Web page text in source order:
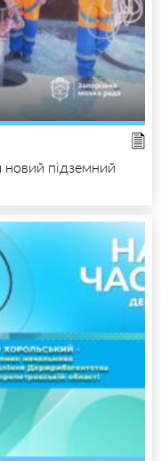
новий підземний